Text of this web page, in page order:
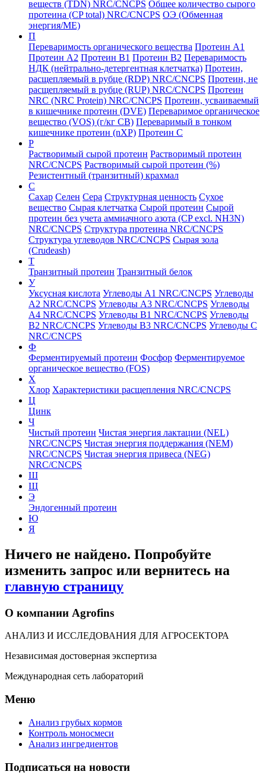
веществ (TDN) NRC/CNCPS Общее количество сырого
протеина (CP total) NRC/CNCPS ОЭ (Обменная
энергия/ME)
П
Переваримость органического вещества Протеин А1
Протеин А2 Протеин B1 Протеин B2 Переваримость
НДК (нейтрально-детергентная клетчатка) Протеин,
расщепляемый в рубце (RDP) NRC/CNCPS Протеин, не
расщепляемый в рубце (RUP) NRC/CNCPS Протеин
NRC (NRC Protein) NRC/CNCPS Протеин, усваиваемый
в кишечнике протеин (DVE) Переваримое органическое
вещество (VOS) (г/кг СВ) Переваримый в тонком
кишечнике протеин (nXP) Протеин С
Р
Растворимый сырой протеин Растворимый протеин
NRC/CNCPS Растворимый сырой протеин (%)
Резистентный (транзитный) крахмал
С
Сахар Селен Сера Структурная ценность Сухое
вещество Сырая клетчатка Сырой протеин Сырой
протеин без учета аммиачного азота (CP excl. NH3N)
NRC/CNCPS Структура протеина NRC/CNCPS
Структура углеводов NRC/CNCPS Сырая зола
(Crudeash)
Т
Транзитный протеин Транзитный белок
У
Уксусная кислота Углеводы A1 NRC/CNCPS Углеводы
A2 NRC/CNCPS Углеводы A3 NRC/CNCPS Углеводы
A4 NRC/CNCPS Углеводы B1 NRC/CNCPS Углеводы
B2 NRC/CNCPS Углеводы B3 NRC/CNCPS Углеводы C
NRC/CNCPS
Ф
Ферментируемый протеин Фосфор Ферментируемое
органическое вещество (FOS)
Х
Хлор Характеристики расщепления NRC/CNCPS
Ц
Цинк
Ч
Чистый протеин Чистая энергия лактации (NEL)
NRC/CNCPS Чистая энергия поддержания (NEM)
NRC/CNCPS Чистая энергия привеса (NEG)
NRC/CNCPS
Ш
Щ
Э
Эндогенный протеин
Ю
Я
Ничего не найдено. Попробуйте
изменить запрос или вернитесь на
главную страницу
О компании Agrofins
АНАЛИЗ И ИССЛЕДОВАНИЯ ДЛЯ АГРОСЕКТОРА
Независимая достоверная экспертиза
Международная сеть лабораторий
Меню
Анализ грубых кормов
Контроль моносмеси
Анализ ингредиентов
Подписаться на новости